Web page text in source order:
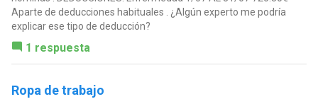
Aparte de deducciones habituales . ¿Algún experto me podría
explicar ese tipo de deducción?
1 respuesta
Ropa de trabajo